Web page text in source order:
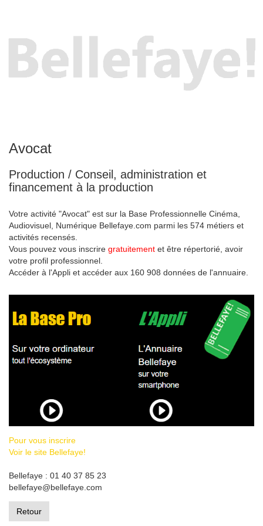
Avocat
Production / Conseil, administration et
financement à la production
Votre activité "Avocat" est sur la Base Professionnelle Cinéma,
Audiovisuel, Numérique Bellefaye.com parmi les 574 métiers et
activités recensés.
Vous pouvez vous inscrire gratuitement et être répertorié, avoir
votre profil professionnel.
Accéder à l'Appli et accéder aux 160 908 données de l'annuaire.
Pour vous inscrire
Voir le site Bellefaye!
Bellefaye : 01 40 37 85 23
bellefaye@bellefaye.com
Retour